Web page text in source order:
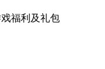
戏福利 及礼包